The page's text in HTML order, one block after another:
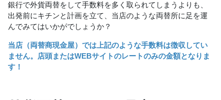
銀行で外貨両替をして手数料を多く取られてしまうよりも、
出発前にキチンと計画を立て、当店のような両替所に足を運
んでみてはいかがでしょうか？
当店（両替商現金屋）では上記のような手数料は徴収してい
ません。店頭またはWEBサイトのレートのみの金額となりま
す！